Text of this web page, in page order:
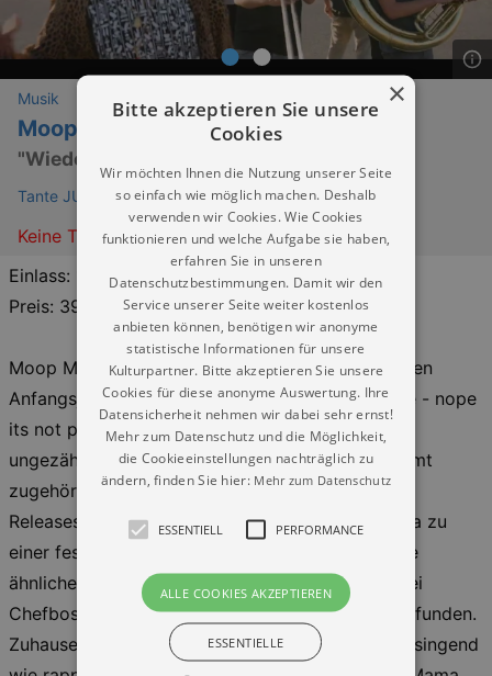
Musik
Moop Mama x Alice
"Wieder Laut Tour" 2024
Tante JU Liveclub
Keine Termine
Einlass: 19:00 / Beginn: 20:00
Preis: 39,40 € inkl. Geb.
Moop Mama - Blasmusik und Rap? Was man in den
Anfangsjahren noch umständlich erklären musste - nope
its not polka hip hop - hat sich mittlerweile auf
ungezählten Festivals bewährt. 4 Studioalben samt
zugehöriger Touren, 2 Live-Alben, diverse Single
Releases und Guerrilla-Events haben Moop Mama zu
einer festen Instanz und Inspiration für zahlreiche
ähnliche Projekte gemacht. Mit Älice (ehemals bei
Chefboss) hat Moop Mama eine neue Stimme gefunden.
Zuhause in vielen Genres und genauso souverän singend
×
Bitte akzeptieren Sie unsere
Cookies
Wir möchten Ihnen die Nutzung unserer Seite
so einfach wie möglich machen. Deshalb
verwenden wir Cookies. Wie Cookies
funktionieren und welche Aufgabe sie haben,
erfahren Sie in unseren
Datenschutzbestimmungen. Damit wir den
Service unserer Seite weiter kostenlos
anbieten können, benötigen wir anonyme
statistische Informationen für unsere
Kulturpartner. Bitte akzeptieren Sie unsere
Cookies für diese anonyme Auswertung. Ihre
Datensicherheit nehmen wir dabei sehr ernst!
Mehr zum Datenschutz und die Möglichkeit,
die Cookieeinstellungen nachträglich zu
ändern, finden Sie hier: Mehr zum Datenschutz
ESSENTIELL PERFORMANCE
ALLE COOKIES AKZEPTIEREN
ESSENTIELLE